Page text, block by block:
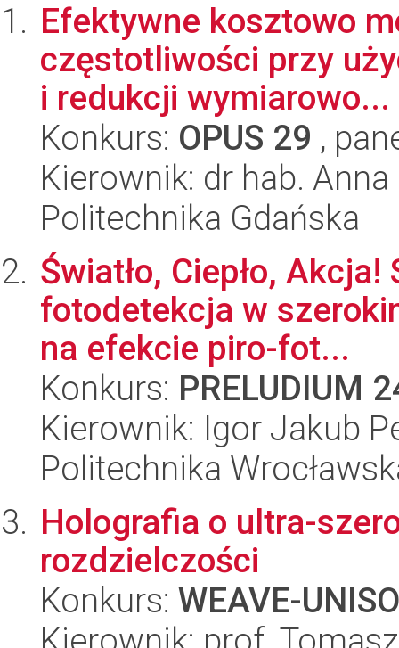
Efektywne kosztowo
częstotliwości przy
i redukcji wymiarowo...
Konkurs: OPUS 29 ,
Kierownik: dr hab.
Politechnika Gdańska
Światło, Ciepło,
fotodetekcja w
na efekcie piro-fot...
Konkurs: PRELUDIUM
Kierownik: Igor Jakub
Politechnika
Holografia o ultra-
rozdzielczości
Konkurs: WEAVE-